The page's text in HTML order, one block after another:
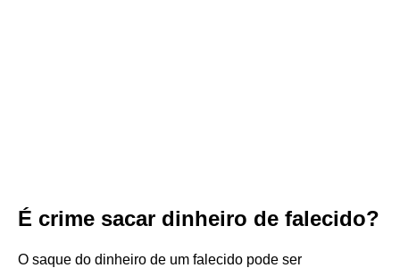
É crime sacar dinheiro de falecido?
O saque do dinheiro de um falecido pode ser